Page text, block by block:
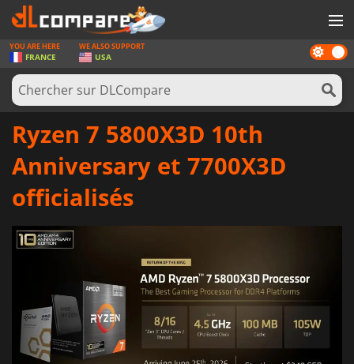
JEUX
CARTES PRÉPAYÉES
LOGICIELS
CONCOURS
SE CONNECTER OU S'INSCRIRE
Dark
mode
YOU ARE HERE
FRANCE
WE ALSO SUPPORT
USA
Ryzen 7 5800X3D 10th
Anniversary et 7700X3D
officialisés